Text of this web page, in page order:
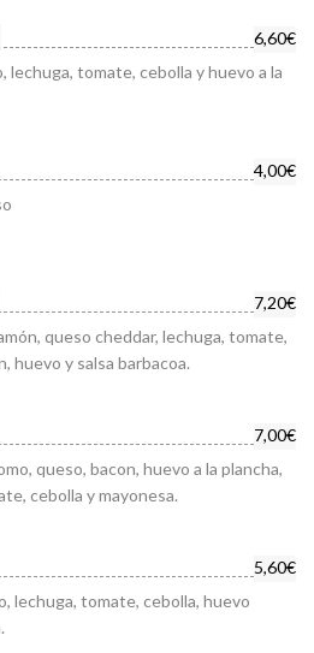
6,60€
lechuga, tomate, cebolla y huevo a la
4,00€
7,20€
queso cheddar, lechuga, tomate,
huevo y salsa barbacoa.
7,00€
queso, bacon, huevo a la plancha,
cebolla y mayonesa.
5,60€
lechuga, tomate, cebolla, huevo